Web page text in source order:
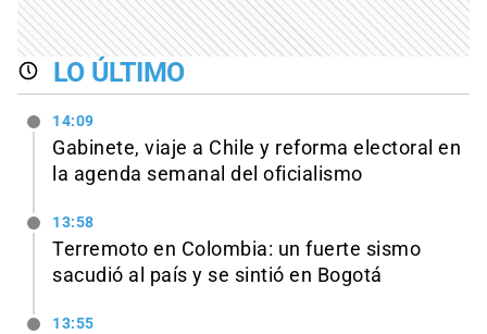
LO ÚLTIMO
14:09
Gabinete, viaje a Chile y reforma electoral en
la agenda semanal del oficialismo
13:58
Terremoto en Colombia: un fuerte sismo
sacudió al país y se sintió en Bogotá
13:55